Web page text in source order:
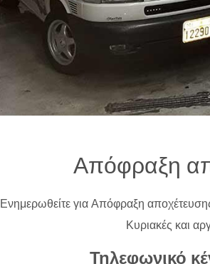
Απόφραξη
Ενημερωθείτε για Απόφραξη
Κυριακές και
Τηλεφωνικό